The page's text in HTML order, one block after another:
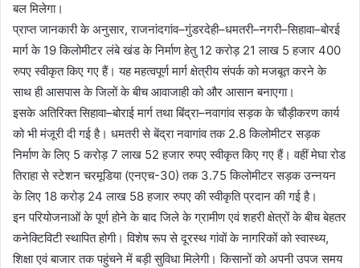
बल मिलेगा।
प्राप्त जानकारी के अनुसार, राजनांदगांव–गुंडरदेही–धमतरी–नगरी–सिहावा–बोरई
मार्ग के 19 किलोमीटर लंबे खंड के निर्माण हेतु 12 करोड़ 21 लाख 5 हजार 400
रुपए स्वीकृत किए गए हैं। यह महत्वपूर्ण मार्ग क्षेत्रीय संपर्क को मजबूत करने के
साथ ही आसपास के जिलों के बीच आवाजाही को और आसान बनाएगा।
इसके अतिरिक्त सिहावा–बोराई मार्ग तथा बिंद्रा–नवागांव सड़क के चौड़ीकरण कार्य
को भी मंजूरी दी गई है। धमतरी से बेंद्रा नवागांव तक 2.8 किलोमीटर सड़क
निर्माण के लिए 5 करोड़ 7 लाख 52 हजार रुपए स्वीकृत किए गए हैं। वहीं मेघा रोड
तिराहा से स्टेशन चरमूडिया (एनएच-30) तक 3.75 किलोमीटर सड़क उन्नयन
के लिए 18 करोड़ 24 लाख 58 हजार रुपए की स्वीकृति प्रदान की गई है।
इन परियोजनाओं के पूर्ण होने के बाद जिले के ग्रामीण एवं शहरी क्षेत्रों के बीच बेहतर
कनेक्टिविटी स्थापित होगी। विशेष रूप से दूरस्थ गांवों के नागरिकों को स्वास्थ्य,
शिक्षा एवं बाजार तक पहुंचने में बड़ी सुविधा मिलेगी। किसानों को अपनी उपज समय